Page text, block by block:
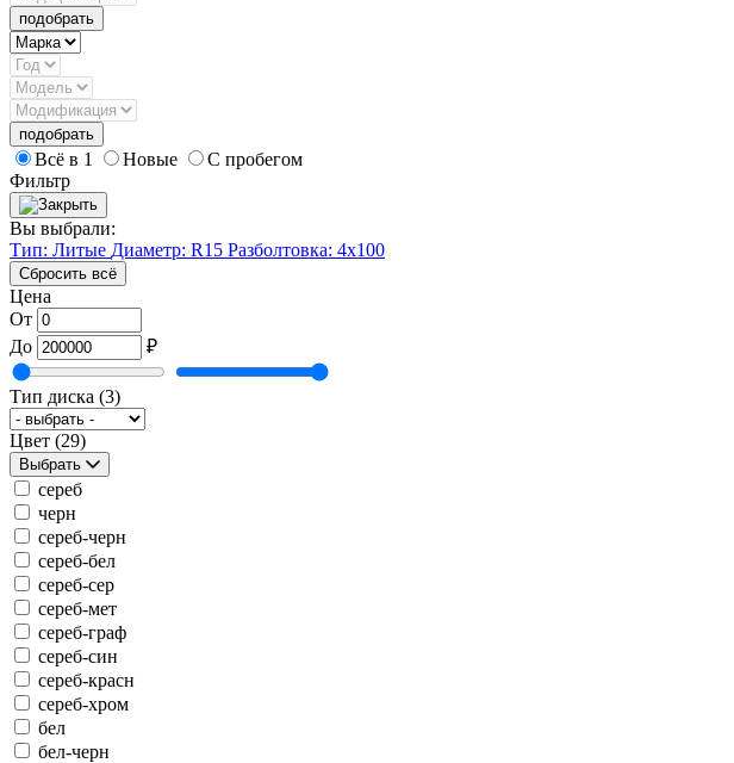
подобрать
подобрать
Всё в 1 Новые
С пробегом
Фильтр
Вы выбрали:
Тип: Литые Диаметр: R15 Разболтовка: 4x100
Сбросить всё
Цена
От
До
₽
Тип диска (3)
Цвет (29)
Выбрать
сереб
черн
сереб-черн
сереб-бел
сереб-сер
сереб-мет
сереб-граф
сереб-син
сереб-красн
сереб-хром
бел
бел-черн